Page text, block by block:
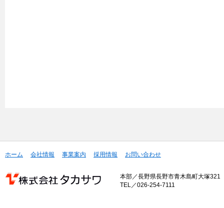
ホーム 会社情報 事業案内 採用情報 お問い合わせ
本部／長野県長野市青木島町大塚321
TEL／026-254-7111